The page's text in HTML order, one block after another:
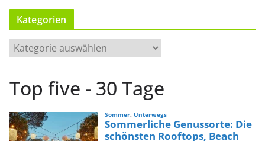
Kategorien
a
o
r
Top five - 30 Tage